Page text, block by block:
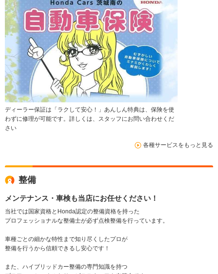
ディーラー保証は「ラクして安心！」あんしん特典は、保険を使
わずに修理が可能です。詳しくは、スタッフにお問い合わせくだ
さい
各種サービスをもっと見る
整備
メンテナンス・車検も当店にお任せください！
当社では国家資格とHonda認定の整備資格を持った
プロフェッショナルな整備士が必ず点検整備を行っています。
車種ごとの細かな特性まで知り尽くしたプロが
整備を行うから信頼できるし安心です！
また、ハイブリッドカー整備の専門知識を持つ